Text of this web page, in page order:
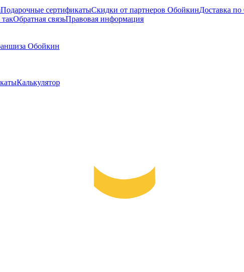
Подарочные сертификатыСкидки от партнеров ОбойкинДоставка
Обратная связьПравовая информация
Обойкин
Калькулятор